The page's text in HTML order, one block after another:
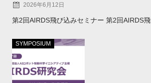
2026年6月12日
第2回AIRDS飛び込みセミナー 第2回AIRDS飛
SYMPOSIUM